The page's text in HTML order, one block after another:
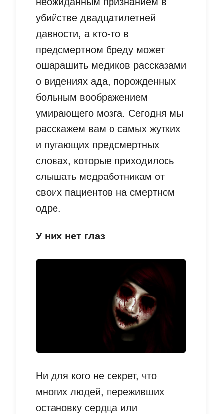
убийстве двадцатилетней
давности, а кто-то в
предсмертном бреду может
ошарашить медиков рассказами
о видениях ада, порожденных
больным воображением
умирающего мозга. Сегодня мы
расскажем вам о самых жутких
и пугающих предсмертных
словах, которые приходилось
слышать медработникам от
своих пациентов на смертном
одре.
У них нет глаз
Ни для кого не секрет, что
многих людей, переживших
остановку сердца или